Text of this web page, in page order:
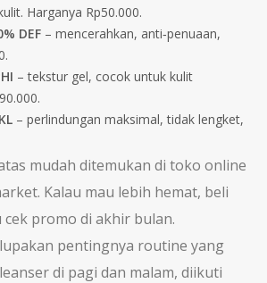
Harganya Rp50.000.
DEF – mencerahkan, anti‑penuaan,
– tekstur gel, cocok untuk kulit
– perlindungan maksimal, tidak lengket,
mudah ditemukan di toko online
Kalau mau lebih hemat, beli
promo di akhir bulan.
pentingnya routine yang
di pagi dan malam, diikuti